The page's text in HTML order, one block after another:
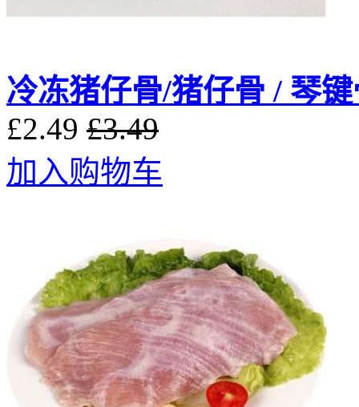
冷冻猪仔骨/猪仔骨 / 琴
£2.49 £3.49
加入购物车